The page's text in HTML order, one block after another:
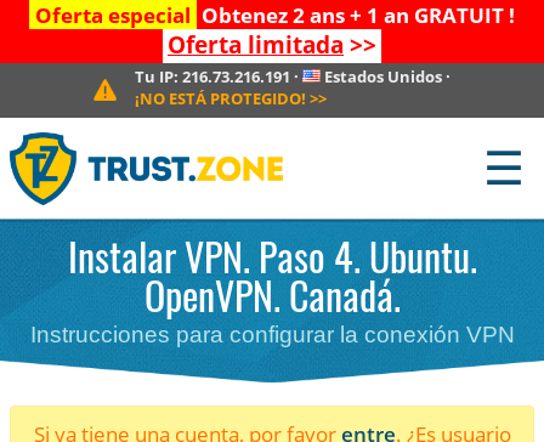
Oferta especial Obtenez 2 ans + 1 an GRATUIT !
Oferta limitada >>
Tu IP: 216.73.216.191 · Estados Unidos ·
¡NO ESTÁ PROTEGIDO! >>
☰
Instalar VPN. Paso 4. Ubuntu.
OpenVPN. Canadá.
Instrucciones para configurar la conexión VPN
Si ya tiene una cuenta, por favorentre. ¿Es usuario